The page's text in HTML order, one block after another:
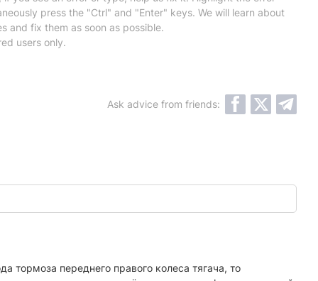
press the "Ctrl" and "Enter" keys. We will learn about
and fix them as soon as possible.
users only.
Ask advice from friends:
тормоза переднего правого колеса тягача, то